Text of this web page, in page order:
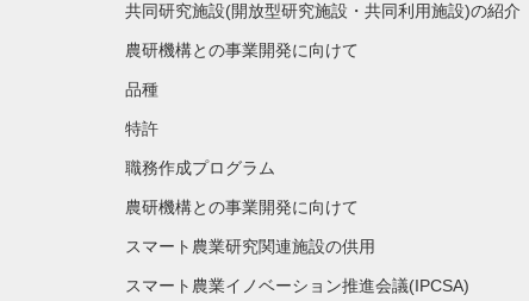
共同研究施設(開放型研究施設・共同利用施設)の紹介
農研機構との事業開発に向けて
品種
特許
職務作成プログラム
農研機構との事業開発に向けて
スマート農業研究関連施設の供用
スマート農業イノベーション推進会議(IPCSA)